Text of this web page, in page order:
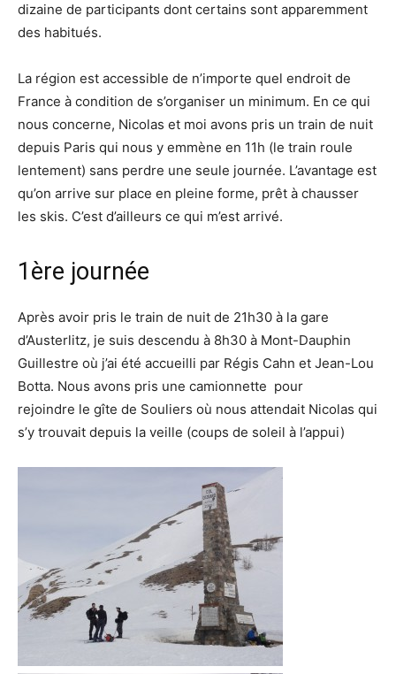
dizaine de participants dont certains sont apparemment
des habitués.
La région est accessible de n’importe quel endroit de
France à condition de s’organiser un minimum. En ce qui
nous concerne, Nicolas et moi avons pris un train de nuit
depuis Paris qui nous y emmène en 11h (le train roule
lentement) sans perdre une seule journée. L’avantage est
qu’on arrive sur place en pleine forme, prêt à chausser
les skis. C’est d’ailleurs ce qui m’est arrivé.
1ère journée
Après avoir pris le train de nuit de 21h30 à la gare
d’Austerlitz, je suis descendu à 8h30 à Mont-Dauphin
Guillestre où j’ai été accueilli par Régis Cahn et Jean-Lou
Botta. Nous avons pris une camionnette pour
rejoindre le gîte de Souliers où nous attendait Nicolas qui
s’y trouvait depuis la veille (coups de soleil à l’appui)